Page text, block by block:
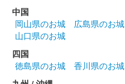
中国
岡山県のお城
広島県のお城
山口県のお城
四国
徳島県のお城
香川県のお城